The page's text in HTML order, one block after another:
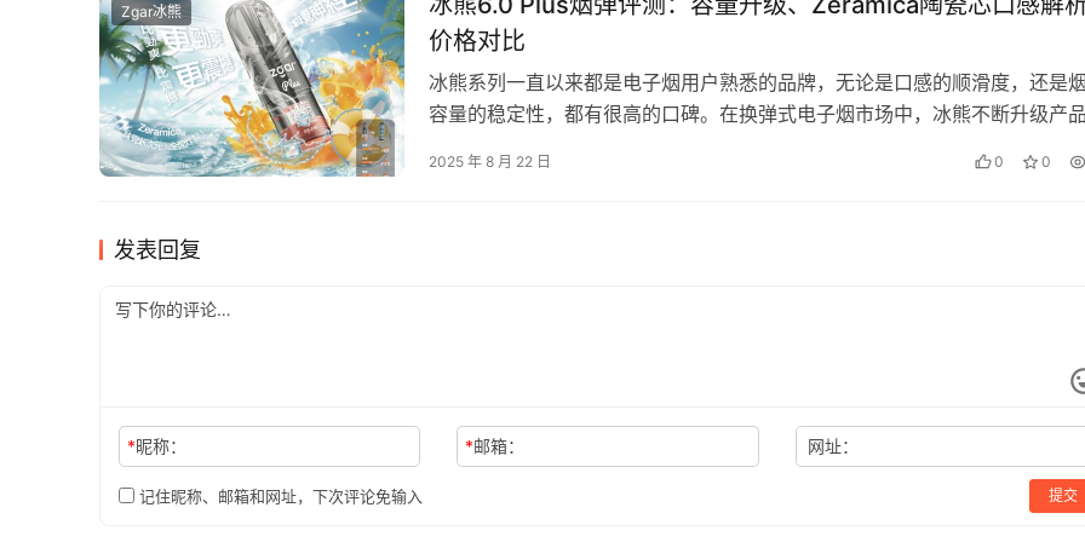
Zgar冰熊
价格对比
冰熊系列一直以来都是电子烟用户熟悉的品牌，无论是口感的顺滑度，还是
容量的稳定性，都有很高的口碑。在换弹式电子烟市场中，冰熊不断升级产
2025 年 8 月 22 日 0 0
发表回复
*昵称： *邮箱： 网址：
记住昵称、邮箱和网址，下次评论免输入 提交